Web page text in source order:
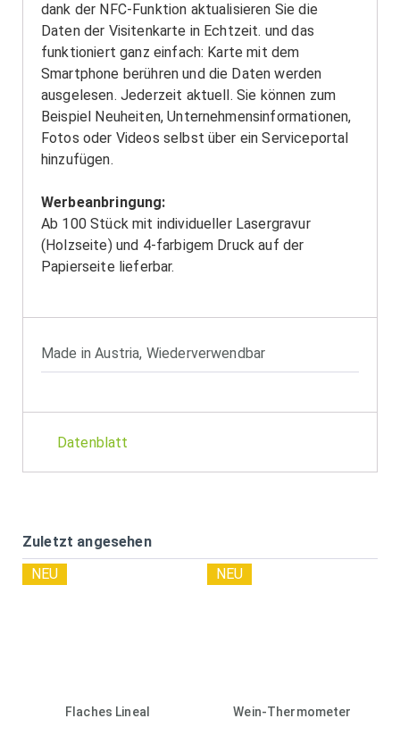
dank der NFC-Funktion aktualisieren Sie die
Daten der Visitenkarte in Echtzeit. und das
funktioniert ganz einfach: Karte mit dem
Smartphone berühren und die Daten werden
ausgelesen. Jederzeit aktuell. Sie können zum
Beispiel Neuheiten, Unternehmensinformationen,
Fotos oder Videos selbst über ein Serviceportal
hinzufügen.
Werbeanbringung:
Ab 100 Stück mit individueller Lasergravur
(Holzseite) und 4-farbigem Druck auf der
Papierseite lieferbar.
Made in Austria, Wiederverwendbar
Datenblatt
Zuletzt angesehen
Flaches Lineal
NEU
Wein-Thermometer
NEU